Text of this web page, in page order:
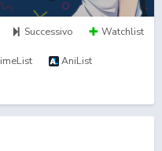
Successivo Watchlist
AniList